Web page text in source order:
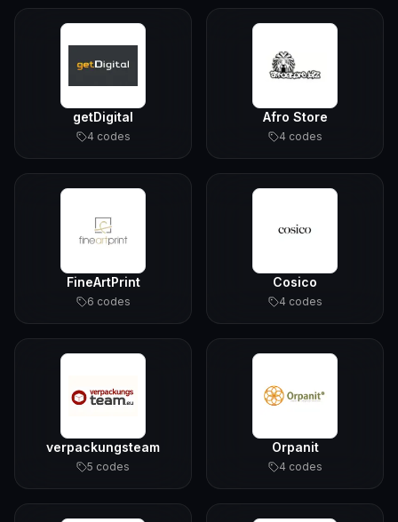
getDigital
4 codes
Afro Store
4 codes
FineArtPrint
6 codes
Cosico
4 codes
verpackungsteam
5 codes
Orpanit
4 codes